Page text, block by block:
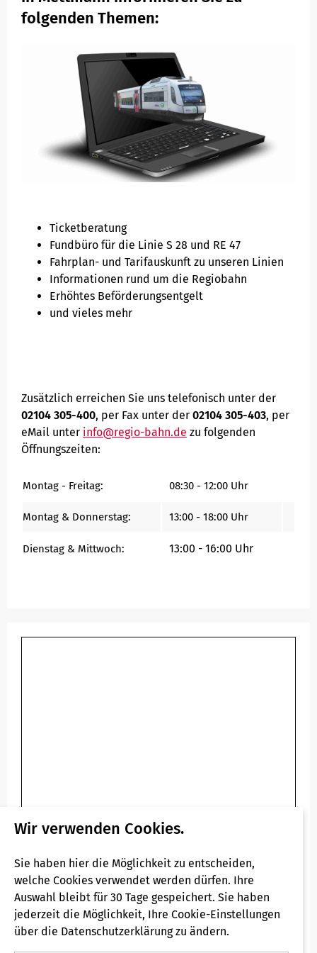
Mobilitätsgarantie
Fundsachen
Erhöhtes Beförderungsentgelt
Fahrgastrechte & Kundengarantien
Barrierefreies Reisen
Fahrradmitnahme
Hausordnung Fahrzeuge
folgenden Themen:
Ticketberatung
Fundbüro für die Linie S 28 und RE 47
Fahrplan- und Tarifauskunft zu unseren Linien
Informationen rund um die Regiobahn
Erhöhtes Beförderungsentgelt
und vieles mehr
Zusätzlich erreichen Sie uns telefonisch unter der
02104 305-400, per Fax unter der 02104 305-403, per
eMail unter info@regio-bahn.de zu folgenden
Öffnungszeiten:
Montag - Freitag: 08:30 - 12:00 Uhr
Montag & Donnerstag: 13:00 - 18:00 Uhr
Dienstag & Mittwoch: 13:00 - 16:00 Uhr
Wir verwenden Cookies.
Sie haben hier die Möglichkeit zu entscheiden,
welche Cookies verwendet werden dürfen. Ihre
Auswahl bleibt für 30 Tage gespeichert. Sie haben
jederzeit die Möglichkeit, Ihre Cookie-Einstellungen
über die Datenschutzerklärung zu ändern.